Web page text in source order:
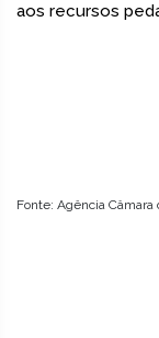
aos recursos
Fonte: Agência Câmara